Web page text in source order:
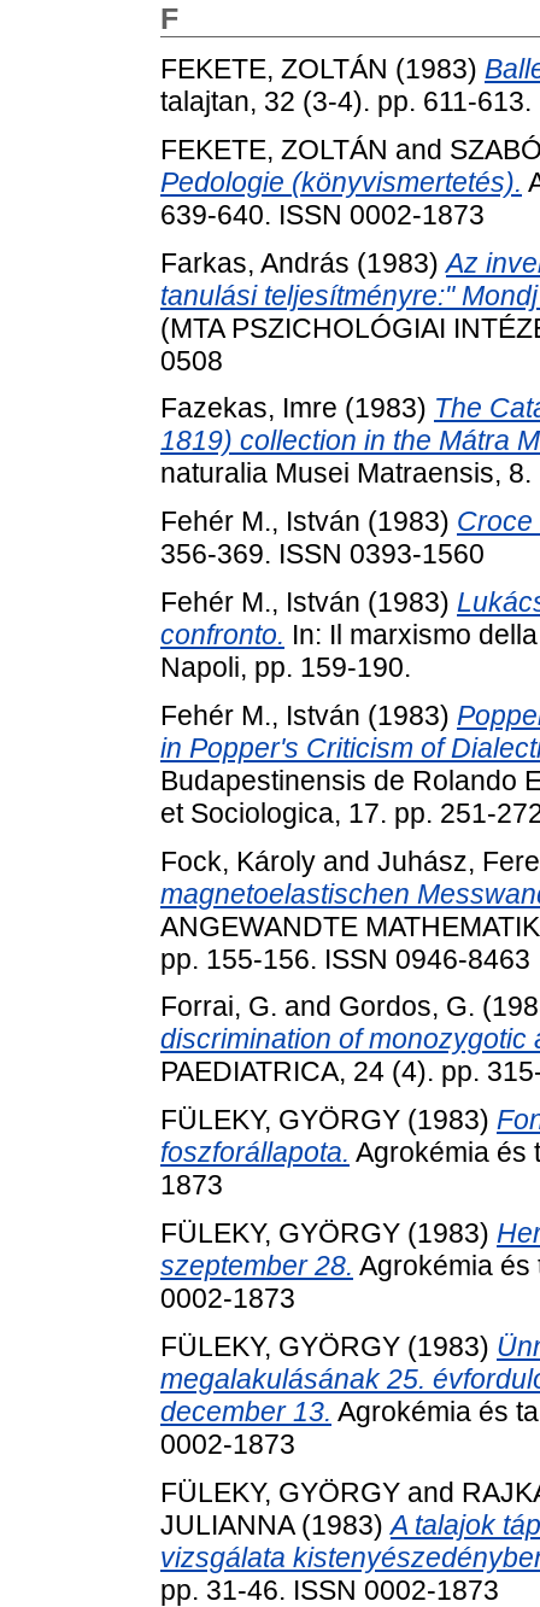
F
FEKETE, ZOLTÁN (1983)
talajtan, 32 (3-4). pp. 611-
FEKETE, ZOLTÁN and
Pedologie (könyvismertetés).
639-640. ISSN 0002-1873
Farkas, András (1983)Az
tanulási teljesítményre:"
(MTA PSZICHOLÓGIAI
0508
Fazekas, Imre (1983) The
1819) collection in the Mátra
naturalia Musei Matraensis,
Fehér M., István (1983) Croce
356-369. ISSN 0393-1560
Fehér M., István (1983)
confronto. In: Il marxismo
Napoli, pp. 159-190.
Fehér M., István (1983)
in Popper's Criticism of
Budapestinensis de Rolando
et Sociologica, 17. pp. 251-
Fock, Károly and Juhász,
magnetoelastischen
ANGEWANDTE
pp. 155-156. ISSN 0946-8463
Forrai, G. and Gordos, G.
discrimination of monozygotic
PAEDIATRICA, 24 (4). pp.
FÜLEKY, GYÖRGY (1983)
foszforállapota. Agrokémia és
1873
FÜLEKY, GYÖRGY (1983)
szeptember 28. Agrokémia és
0002-1873
FÜLEKY, GYÖRGY (1983)
megalakulásának 25.
december 13. Agrokémia és
0002-1873
FÜLEKY, GYÖRGY and
JULIANNA(1983)A talajok
vizsgálata
pp. 31-46. ISSN 0002-1873